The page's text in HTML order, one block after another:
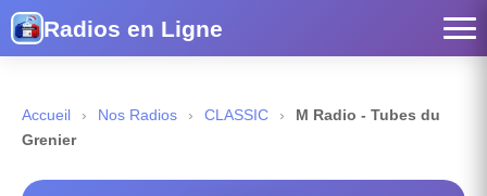
Radios en Ligne
Accueil › Nos Radios › CLASSIC ›
M Radio - Tubes du
Grenier